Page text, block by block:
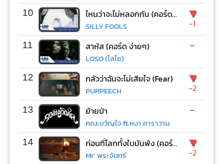
10 ไหนว่าจะไม่หลอกกัน (คอร์ด ง่ายๆ)
SILLY FOOLS
▼
-1
11 สาหัส (คอร์ด ง่ายๆ)
LOSO (โลโซ)
-
12 กลัวว่าฉันจะไม่เสียใจ (Fear)
PURPEECH
▼
-2
13 ย้ายป่า
คณะขวัญใจ ft.หงา คาราวาน
-
14 ก่อนที่โลกทั้งใบมันพัง (คอร์ด ง่ายๆ)
Mr’ พระจันทร์
▼
-2